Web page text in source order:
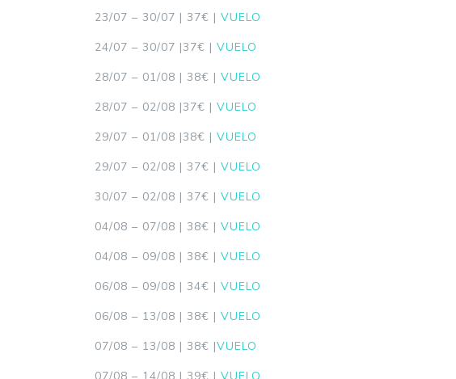
23/07 – 30/07 | 37€ | VUELO
24/07 – 30/07 |37€ | VUELO
28/07 – 01/08 | 38€ | VUELO
28/07 – 02/08 |37€ | VUELO
29/07 – 01/08 |38€ | VUELO
29/07 – 02/08 | 37€ | VUELO
30/07 – 02/08 | 37€ | VUELO
04/08 – 07/08 | 38€ | VUELO
04/08 – 09/08 | 38€ | VUELO
06/08 – 09/08 | 34€ | VUELO
06/08 – 13/08 | 38€ | VUELO
07/08 – 13/08 | 38€ |VUELO